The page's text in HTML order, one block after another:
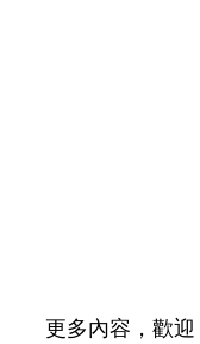
更多內容，歡迎